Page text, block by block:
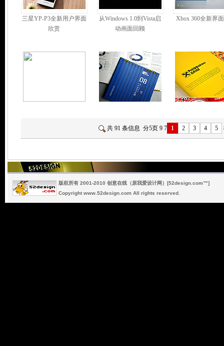
三星YP-P3全新用户界面
欣赏
从Windows 1.0到Vista启
动画面回顾
Xbox 360全新界
共 91 条信息 分5页 9 7 1 2 3 4 5
版权所有 2001-2010 创意在线（原我爱设计网）[52design.com™]
Copyright www.52design.com All rights reserved.